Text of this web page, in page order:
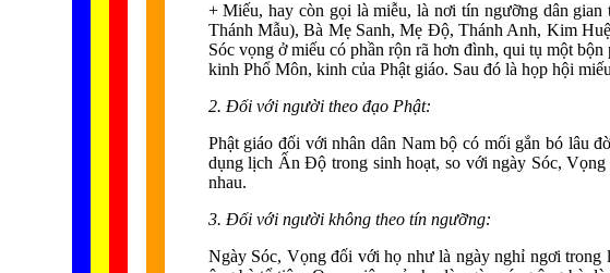
+ Miếu, hay còn gọi là miễu, là nơi tín ngưỡng dân
Thánh Mẫu), Bà Mẹ Sanh, Mẹ Độ, Thánh Anh, Kim
Sóc vọng ở miếu có phần rộn rã hơn đình, qui tụ một
kinh Phổ Môn, kinh của Phật giáo. Sau đó là họp hội
2. Đối với người theo đạo Phật:
Phật giáo đối với nhân dân Nam bộ có mối gắn bó lâu
dụng lịch Ấn Độ trong sinh hoạt, so với ngày Sóc,
nhau.
3. Đối với người không theo tín ngưỡng:
Ngày Sóc, Vọng đối với họ như là ngày nghỉ ngơi trong